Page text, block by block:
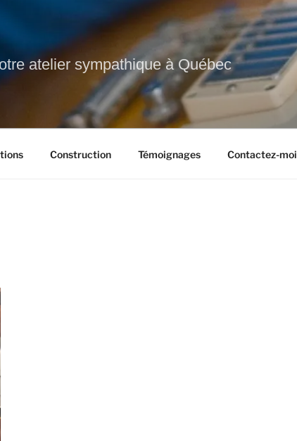
atelier sympathique à Québec
Construction Témoignages Contactez-moi